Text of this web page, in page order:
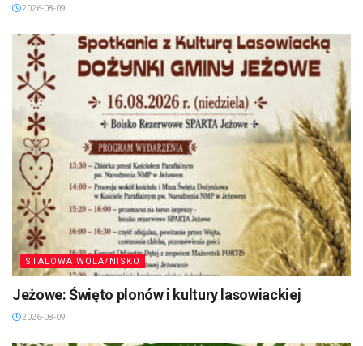
2026-08-09
STALOWA WOLA/NISKO
Jeżowe: Święto plonów i kultury lasowiackiej
2026-08-09